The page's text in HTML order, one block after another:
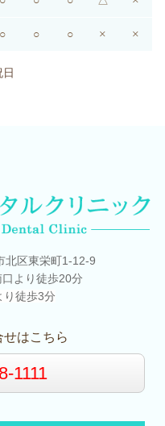
○ ○ ○ × ×
北区東栄町1-12-9
より徒歩20分
り徒歩3分
はこちら
1111